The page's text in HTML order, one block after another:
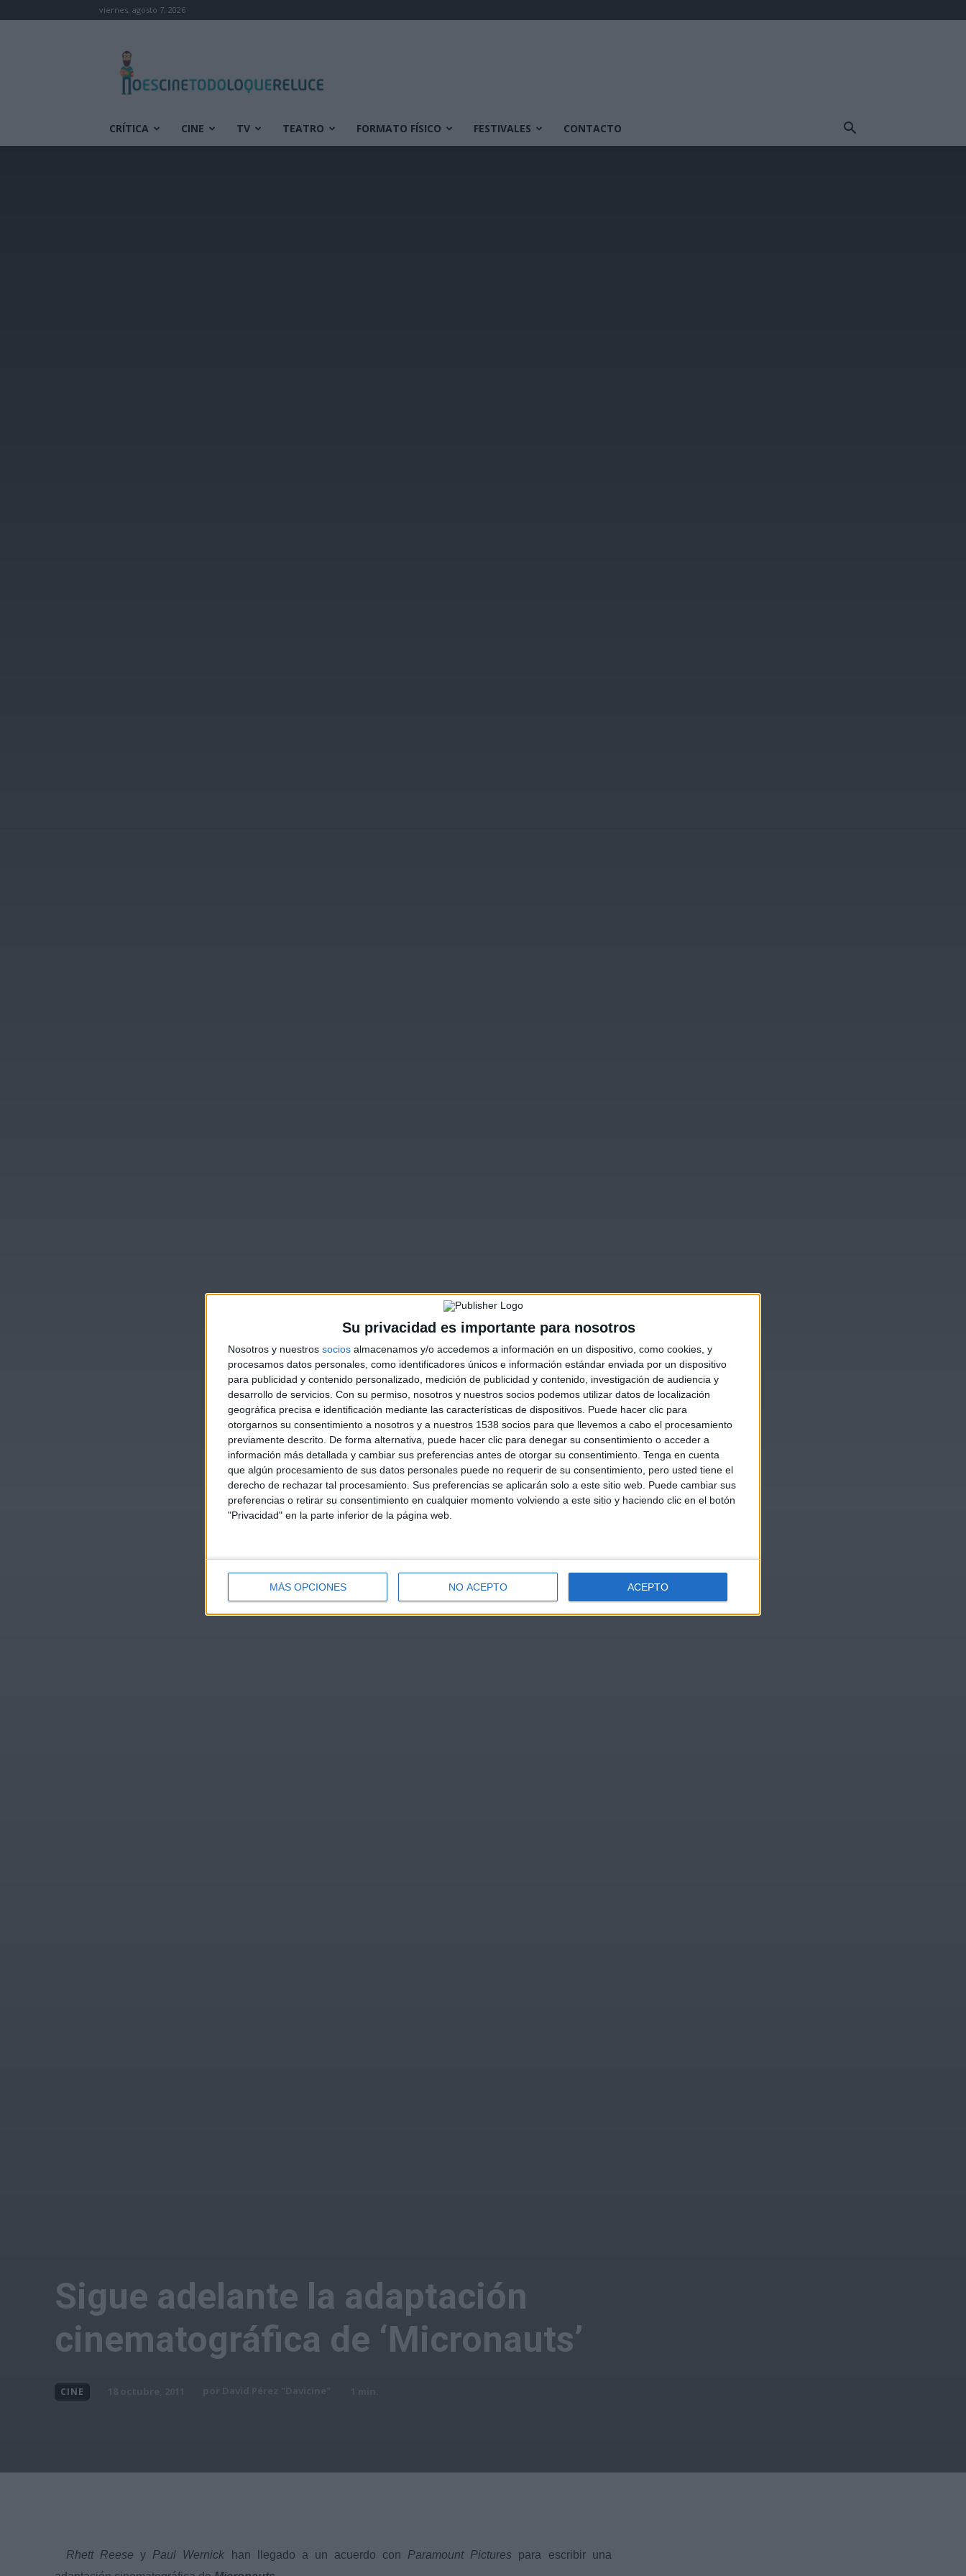
Su privacidad es importante para nosotros
Nosotros y nuestros socios almacenamos y/o accedemos a información en un dispositivo, como cookies, y
procesamos datos personales, como identificadores únicos e información estándar enviada por un dispositivo
para publicidad y contenido personalizado, medición de publicidad y contenido, investigación de audiencia y
desarrollo de servicios. Con su permiso, nosotros y nuestros socios podemos utilizar datos de localización
geográfica precisa e identificación mediante las características de dispositivos. Puede hacer clic para
otorgarnos su consentimiento a nosotros y a nuestros 1538 socios para que llevemos a cabo el procesamiento
previamente descrito. De forma alternativa, puede hacer clic para denegar su consentimiento o acceder a
información más detallada y cambiar sus preferencias antes de otorgar su consentimiento. Tenga en cuenta
que algún procesamiento de sus datos personales puede no requerir de su consentimiento, pero usted tiene el
derecho de rechazar tal procesamiento. Sus preferencias se aplicarán solo a este sitio web. Puede cambiar sus
preferencias o retirar su consentimiento en cualquier momento volviendo a este sitio y haciendo clic en el botón
"Privacidad" en la parte inferior de la página web.
MÁS OPCIONES NO ACEPTO ACEPTO
viernes, agosto 7, 2026
cine
todo
que
CRÍTICA CINE TV TEATRO FORMATO FÍSICO FESTIVALES CONTACTO
Sigue adelante la adaptación
cinematográfica de ‘Micronauts’
CINE
Rhett Reesey Paul Wernick han llegado a un acuerdo con Paramount Pictures para escribir una